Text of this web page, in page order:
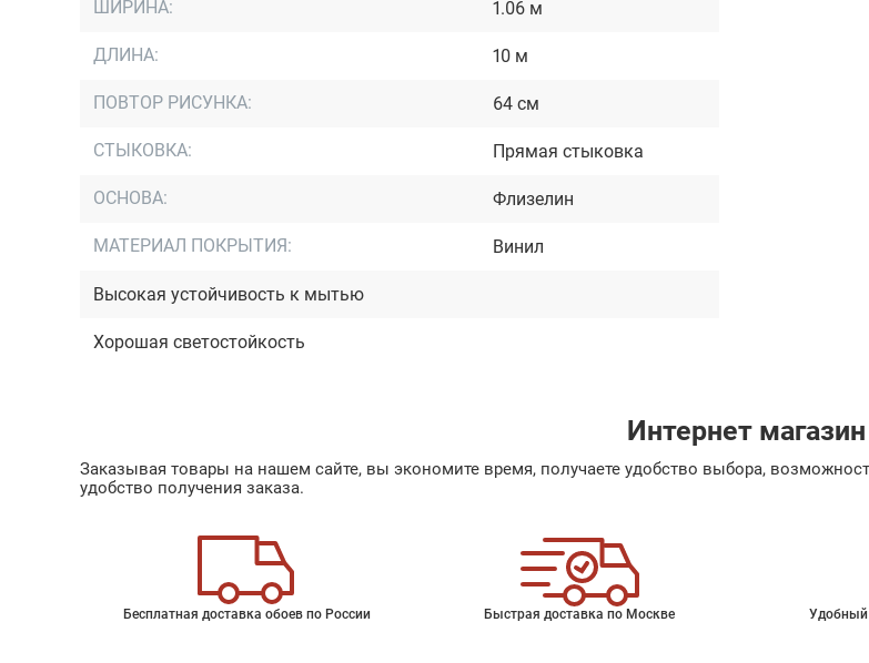
ШИРИНА: 1.06 м
ДЛИНА: 10 м
ПОВТОР РИСУНКА: 64 см
СТЫКОВКА: Прямая стыковка
ОСНОВА: Флизелин
МАТЕРИАЛ ПОКРЫТИЯ: Винил
Высокая устойчивость к мытью
Хорошая светостойкость
Интернет магазин
Заказывая товары на нашем сайте, вы экономите время, получаете удобство выбора,
удобство получения заказа.
Бесплатная доставка обоев по России Быстрая доставка по Москве Удобный